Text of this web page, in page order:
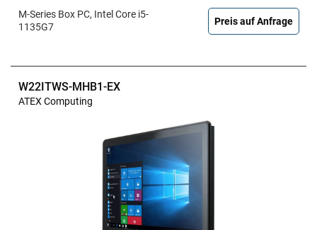
M-Series Box PC, Intel Core i5-
1135G7
Preis auf Anfrage
W22ITWS-MHB1-EX
ATEX Computing